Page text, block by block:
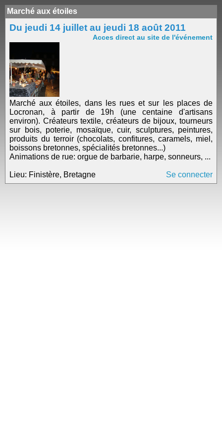
Marché aux étoiles
Du jeudi 14 juillet au jeudi 18 août 2011
Acces direct au site de l'événement
Marché aux étoiles, dans les rues et sur les places de
Locronan, à partir de 19h (une centaine d'artisans
environ). Créateurs textile, créateurs de bijoux, tourneurs
sur bois, poterie, mosaïque, cuir, sculptures, peintures,
produits du terroir (chocolats, confitures, caramels, miel,
boissons bretonnes, spécialités bretonnes...)
Animations de rue: orgue de barbarie, harpe, sonneurs, ...
Lieu: Finistère, Bretagne Se connecter